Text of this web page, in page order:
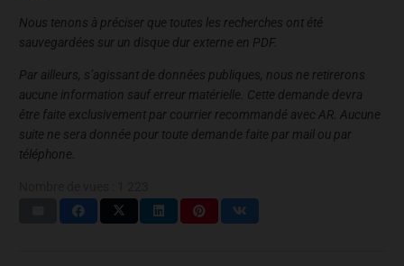
Nous tenons à préciser que toutes les recherches ont été
sauvegardées sur un disque dur externe en PDF.
Par ailleurs, s’agissant de données publiques, nous ne retirerons
aucune information sauf erreur matérielle. Cette demande devra
être faite exclusivement par courrier recommandé avec AR. Aucune
suite ne sera donnée pour toute demande faite par mail ou par
téléphone.